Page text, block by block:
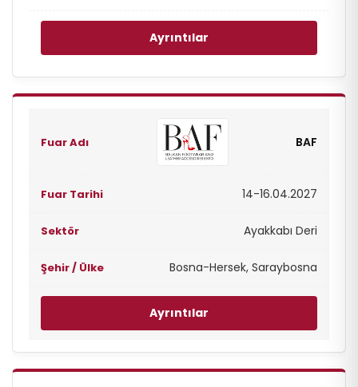
Ayrıntılar
BAF
14-16.04.2027
Ayakkabı Deri
Bosna-Hersek, Saraybosna
Ayrıntılar